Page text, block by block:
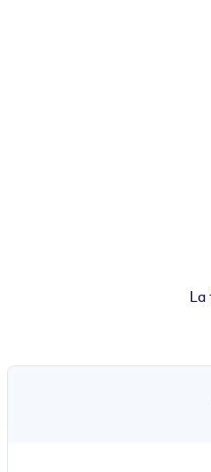
Enriquezca su biblioteca
Alimente sus sistemas de IA
La